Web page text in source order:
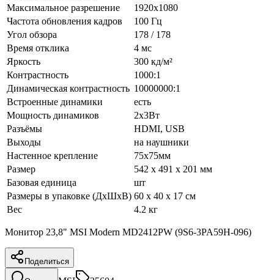
Максимальное разрешение
1920x1080
Частота обновления кадров
100 Гц
Угол обзора
178 / 178
Время отклика
4 мс
Яркость
300 кд/м²
Контрастность
1000:1
Динамическая контрастность 10000000:1
Встроенные динамики
есть
Мощность динамиков
2x3Вт
Разъёмы
HDMI, USB
Выходы
на наушники
Настенное крепление
75x75мм
Размер
542 x 491 x 201 мм
Базовая единица
шт
Размеры в упаковке (ДхШхВ) 60 x 40 x 17 см
Вес
4.2 кг
Монитор 23,8" MSI Modern MD2412PW (9S6-3PA59H-096)
Поделиться